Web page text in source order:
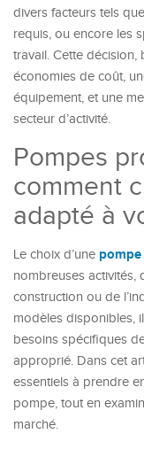
divers facteurs tels
requis, ou encore les
travail. Cette
économies de coût,
équipement, et une
secteur d’activité.
Pompes
comment
adapté à
Le choix d’une
nombreuses activités,
construction ou de
modèles disponibles,
besoins spécifiques
approprié. Dans cet
essentiels à prendre
pompe, tout en
marché.